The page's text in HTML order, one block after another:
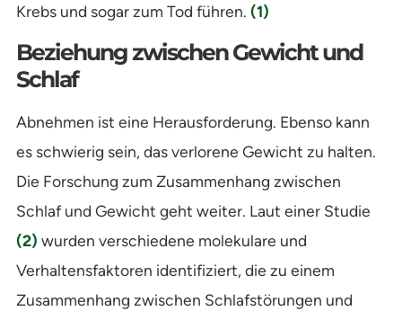
Krebs und sogar zum Tod führen. (1)
Beziehung zwischen Gewicht und
Schlaf
Abnehmen ist eine Herausforderung. Ebenso kann
es schwierig sein, das verlorene Gewicht zu halten.
Die Forschung zum Zusammenhang zwischen
Schlaf und Gewicht geht weiter. Laut einer Studie
(2) wurden verschiedene molekulare und
Verhaltensfaktoren identifiziert, die zu einem
Zusammenhang zwischen Schlafstörungen und